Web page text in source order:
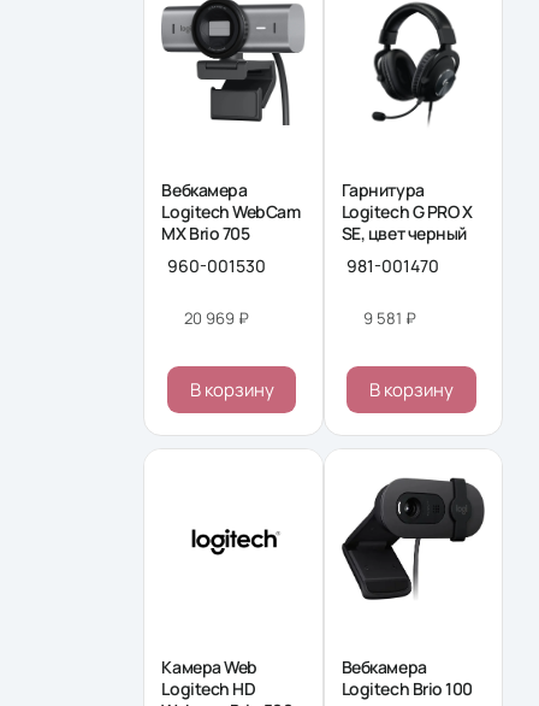
Вебкамера
Logitech WebCam
MX Brio 705
960-001530
20 969 ₽
В корзину
Гарнитура
Logitech G PRO X
SE, цвет черный
981-001470
9 581 ₽
В корзину
Камера Web
Logitech HD
Вебкамера
Logitech Brio 100